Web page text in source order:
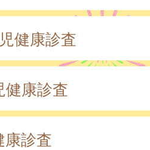
健康診査
健康診査
康診査